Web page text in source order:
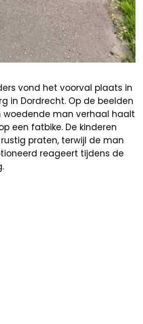
vond het voorval plaats in
in Dordrecht. Op de beelden
woedende man verhaal haalt
een fatbike. De kinderen
praten, terwijl de man
reageert tijdens de